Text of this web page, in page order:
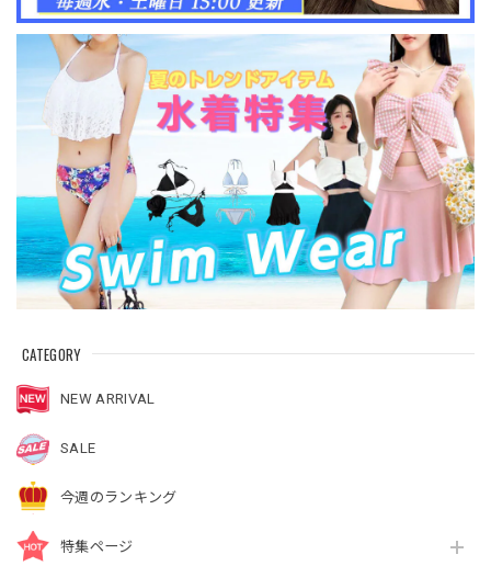
CATEGORY
NEW ARRIVAL
SALE
今週のランキング
特集ページ